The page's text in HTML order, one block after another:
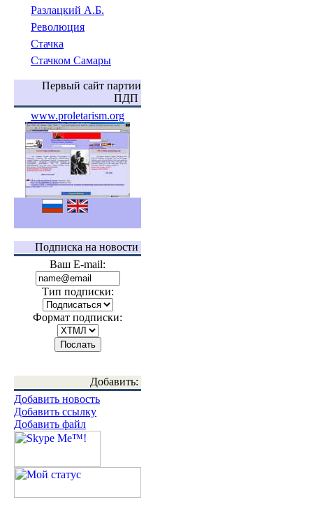
Разлацкий А.Б.
Революция
Стачка
Стачком Самары
Первый сайт партии
ПДП
www.proletarism.org
Подписка на новости
Ваш E-mail:
Тип подписки:
Формат подписки:
Добавить:
Добавить новость
Добавить ссылку
Добавить файл